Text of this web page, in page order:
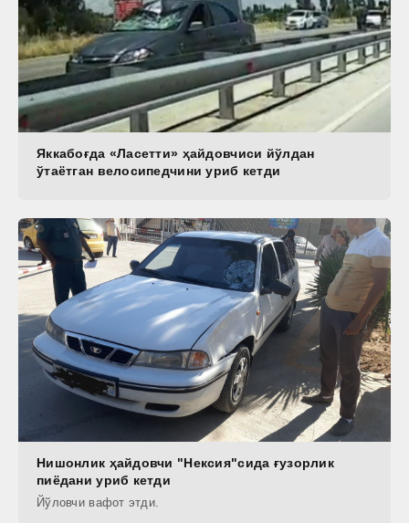
Яккабоғда «Ласетти» ҳайдовчиси йўлдан
ўтаётган велосипедчини уриб кетди
Нишонлик ҳайдовчи "Нексия"сида ғузорлик
пиёдани уриб кетди
Йўловчи вафот этди.